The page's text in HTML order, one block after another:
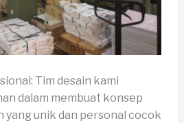
Tim desain kami
dalam membuat konsep
yang unik dan personal cocok